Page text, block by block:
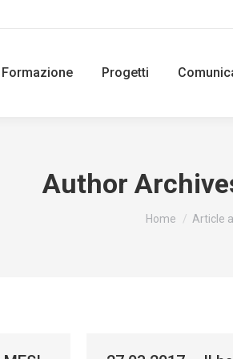
Formazione Progetti
Author
You are here:
Home Article